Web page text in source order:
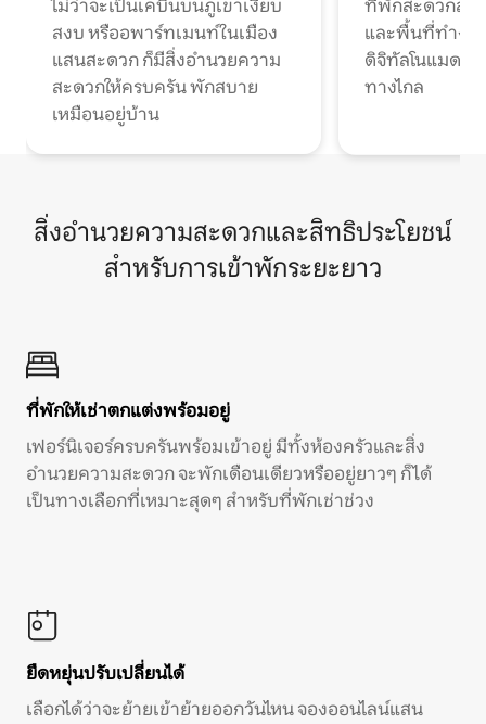
ไม่ว่าจะเป็นเคบินบนภูเขาเงียบ
สงบ หรืออพาร์ทเมนท์ในเมือง
แสนสะดวก ก็มีสิ่งอำนวยความ
สะดวกให้ครบครัน พักสบาย
เหมือนอยู่บ้าน
ที่พักสะดวกสบ
และพื้นที่ทำงา
ดิจิทัลโนแมดแ
ทางไกล
สิ่งอำนวยความสะดวกและสิทธิประโยชน์
สำหรับการเข้าพักระยะยาว
ที่พักให้เช่าตกแต่งพร้อมอยู่
เฟอร์นิเจอร์ครบครันพร้อมเข้าอยู่ มีทั้งห้องครัวและสิ่ง
อำนวยความสะดวก จะพักเดือนเดียวหรืออยู่ยาวๆ ก็ได้
เป็นทางเลือกที่เหมาะสุดๆ สำหรับที่พักเช่าช่วง
ยืดหยุ่นปรับเปลี่ยนได้
เลือกได้ว่าจะย้ายเข้าย้ายออกวันไหน จองออนไลน์แสน